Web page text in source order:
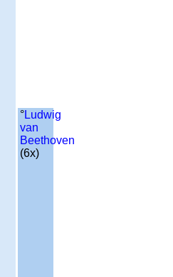
°Ludwig
van
Beethoven
(6x)